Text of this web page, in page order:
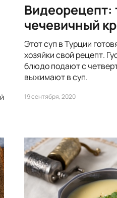
Видеорецепт:
чечевичный
Этот суп в Турции
хозяйки свой рецепт.
блюдо подают с
выжимают в суп.
19 сентября, 2020